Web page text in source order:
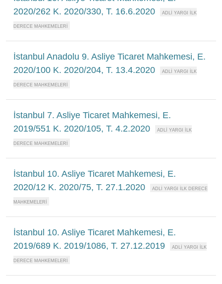
2020/262 K. 2020/330, T. 16.6.2020
İstanbul Anadolu 9. Asliye Ticaret Mahkemesi, E.
2020/100 K. 2020/204, T. 13.4.2020
İstanbul 7. Asliye Ticaret Mahkemesi, E.
2019/551 K. 2020/105, T. 4.2.2020
İstanbul 10. Asliye Ticaret Mahkemesi, E.
2020/12 K. 2020/75, T. 27.1.2020
İstanbul 10. Asliye Ticaret Mahkemesi, E.
2019/689 K. 2019/1086, T. 27.12.2019